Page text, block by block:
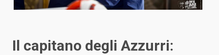
Il capitano degli Azzurri: